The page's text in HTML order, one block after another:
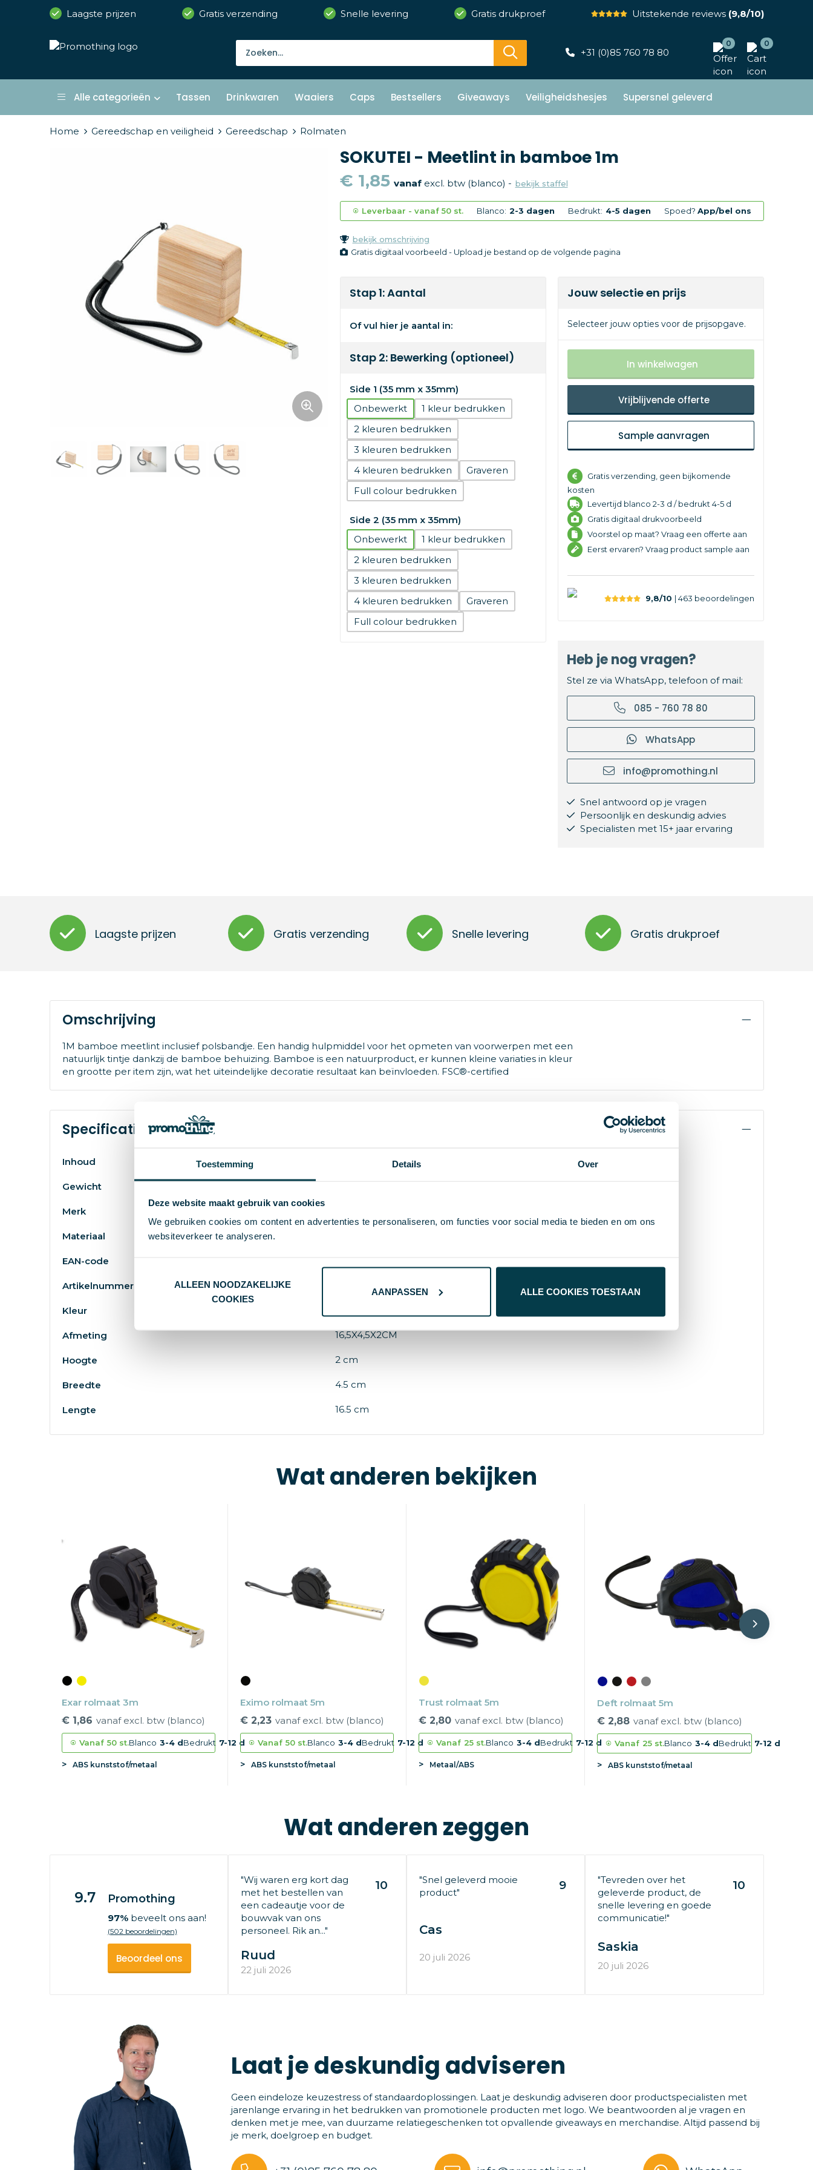
Toestemming Details Over
Deze website maakt gebruik van cookies
We gebruiken cookies om content en advertenties te personaliseren, om functies voor social media te bieden en om ons
websiteverkeer te analyseren.
ALLEEN NOODZAKELIJKE
COOKIES
AANPASSEN ALLE COOKIES TOESTAAN
Laagste prijzen Gratis verzending Snelle levering Gratis drukproef Uitstekende reviews(9,8/10)
+31 (0)85 760 78 80
0 0
Alle categorieën Tassen Drinkwaren Waaiers Caps Bestsellers Giveaways Veiligheidshesjes Supersnel geleverd
Home Gereedschap en veiligheid Gereedschap Rolmaten
SOKUTEI - Meetlint in bamboe 1m
€ 1,85 vanafexcl. btw (blanco) - bekijk staffel
Leverbaar - vanaf 50 st. Blanco: 2-3 dagen Bedrukt: 4-5 dagen Spoed? App/bel ons
bekijk omschrijving
Gratis digitaal voorbeeld - Upload je bestand op de volgende pagina
Stap 1: Aantal
Of vul hier je aantal in:
Stap 2: Bewerking (optioneel)
Side 1 (35 mm x 35mm)
Onbewerkt
1
2
3
4
Graveren
Full colour
Side 2 (35 mm x 35mm)
Onbewerkt
1
2
3
4
Graveren
Full colour
Jouw selectie en prijs
Selecteer jouw opties voor de prijsopgave.
In winkelwagen
Vrijblijvende offerte
Sample aanvragen
Gratis verzending, geen bijkomende
kosten
Levertijd blanco 2-3 d / bedrukt 4-5 d
Gratis digitaal drukvoorbeeld
Voorstel op maat? Vraag een offerte aan
Eerst ervaren? Vraag product sample aan
9,8/10 | 463 beoordelingen
Heb je nog vragen?
Stel ze via WhatsApp, telefoon of mail:
085 - 760 78 80
WhatsApp
info@promothing.nl
Snel antwoord op je vragen
Persoonlijk en deskundig advies
Specialisten met 15+ jaar ervaring
Laagste prijzen Gratis verzending Snelle levering Gratis drukproef
Omschrijving
1M bamboe meetlint inclusief polsbandje. Een handig hulpmiddel voor het opmeten van voorwerpen met een
natuurlijk tintje dankzij de bamboe behuizing. Bamboe is een natuurproduct, er kunnen kleine variaties in kleur
en grootte per item zijn, wat het uiteindelijke decoratie resultaat kan beïnvloeden. FSC®-certified
Specificaties
Inhoud
Gewicht
Merk
Materiaal
EAN-code
Artikelnummer
Kleur
Afmeting 16,5X4,5X2CM
Hoogte 2 cm
Breedte 4.5 cm
Lengte 16.5 cm
Wat anderen bekijken
Exar rolmaat 3m
€ 1,86 vanaf excl. btw (blanco)
Vanaf 50 st.Blanco 3-4 dBedrukt 7-12 d
ABS kunststof/metaal
Eximo rolmaat 5m
€ 2,23 vanaf excl. btw (blanco)
Vanaf 50 st.Blanco 3-4 dBedrukt 7-12 d
ABS kunststof/metaal
Trust rolmaat 5m
€ 2,80 vanaf excl. btw (blanco)
Vanaf 25 st.Blanco 3-4 dBedrukt 7-12 d
Metaal/ABS
Deft rolmaat 5m
€ 2,88 vanaf excl. btw (blanco)
Vanaf 25 st.Blanco 3-4 dBedrukt 7-12 d
ABS kunststof/metaal
Wat anderen zeggen
9.7 Promothing
97%beveelt ons aan!
(502 beoordelingen)
Beoordeel ons
"Wij waren erg kort dag
met het bestellen van
een cadeautje voor de
bouwvak van ons
personeel. Rik an..."
10
Ruud
22 juli 2026
"Snel geleverd mooie
product"
9
Cas
20 juli 2026
"Tevreden over het
geleverde product, de
snelle levering en goede
communicatie!"
10
Saskia
20 juli 2026
Laat je deskundig adviseren
Geen eindeloze keuzestress of standaardoplossingen. Laat je deskundig adviseren door productspecialisten met
jarenlange ervaring in het bedrukken van promotionele producten met logo. We beantwoorden al je vragen en
denken met je mee, van duurzame relatiegeschenken tot opvallende giveaways en merchandise. Altijd passend bij
je merk, doelgroep en budget.